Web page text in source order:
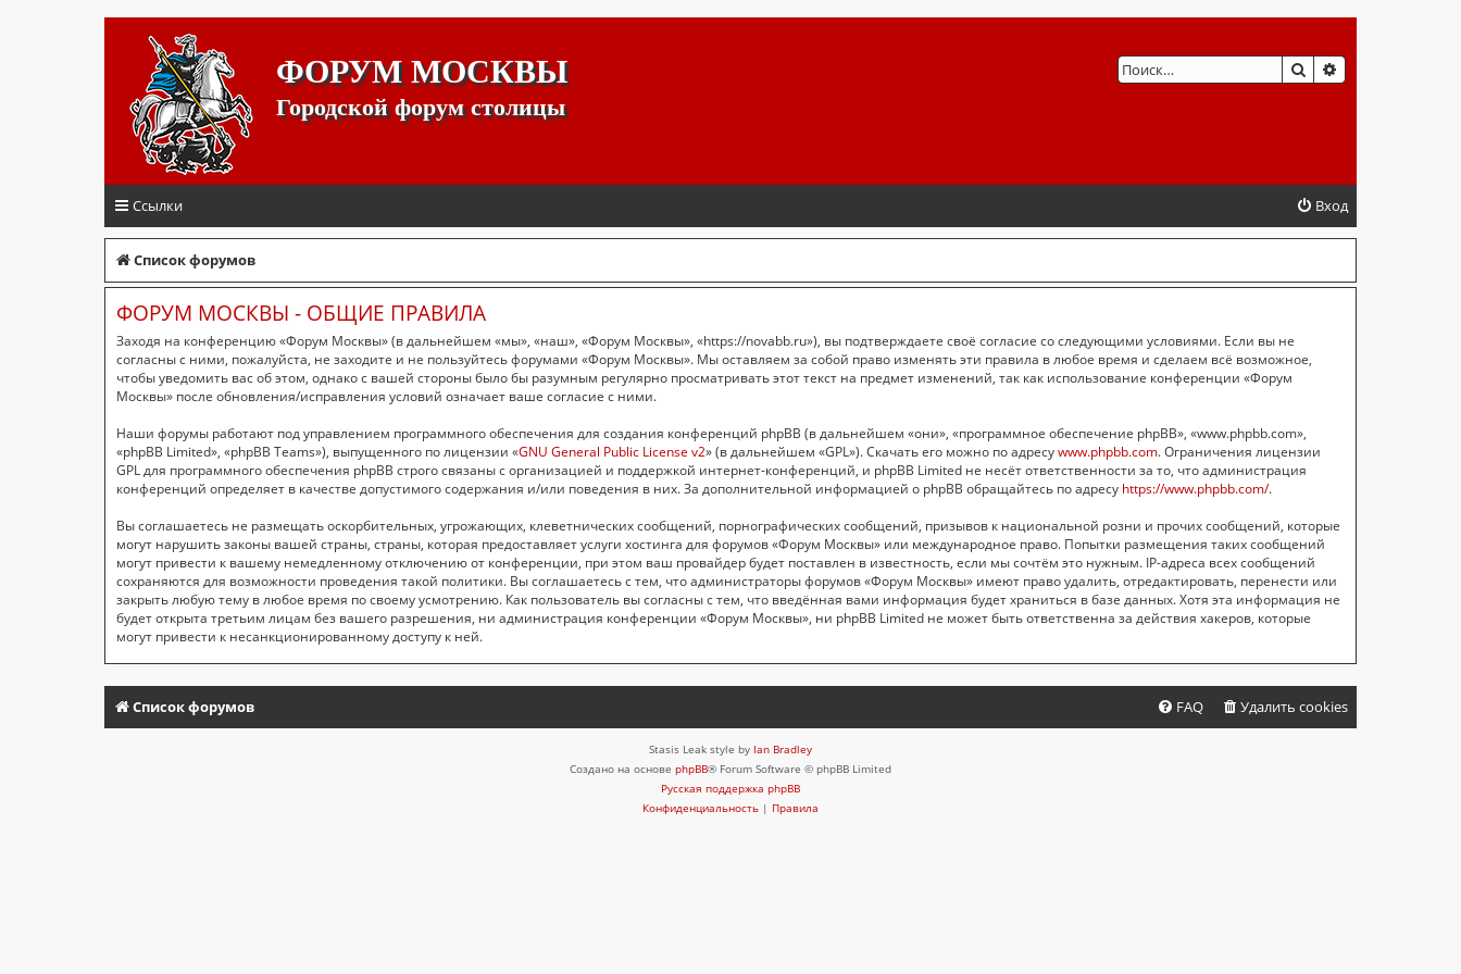
ФОРУМ МОСКВЫ
Городской форум столицы
ПОИСК
Ссылки Вход
Список форумов
ФОРУМ МОСКВЫ - ОБЩИЕ ПРАВИЛА
Заходя на конференцию «Форум Москвы» (в дальнейшем «мы», «наш», «Форум Москвы», «https://novabb.ru»), вы подтверждаете своё согласие со следующими условиями. Если вы не
согласны с ними, пожалуйста, не заходите и не пользуйтесь форумами «Форум Москвы». Мы оставляем за собой право изменять эти правила в любое время и сделаем всё возможное,
чтобы уведомить вас об этом, однако с вашей стороны было бы разумным регулярно просматривать этот текст на предмет изменений, так как использование конференции «Форум
Москвы» после обновления/исправления условий означает ваше согласие с ними.
Наши форумы работают под управлением программного обеспечения для создания конференций phpBB (в дальнейшем «они», «программное обеспечение phpBB», «www.phpbb.com»,
«phpBB Limited», «phpBB Teams»), выпущенного по лицензии «GNU General Public License v2» (в дальнейшем «GPL»). Скачать его можно по адресуwww.phpbb.com. Ограничения лицензии
GPL для программного обеспечения phpBB строго связаны с организацией и поддержкой интернет-конференций, и phpBB Limited не несёт ответственности за то, что администрация
конференций определяет в качестве допустимого содержания и/или поведения в них. За дополнительной информацией о phpBB обращайтесь по адресу https://www.phpbb.com/.
Вы соглашаетесь не размещать оскорбительных, угрожающих, клеветнических сообщений, порнографических сообщений, призывов к национальной розни и прочих сообщений, которые
могут нарушить законы вашей страны, страны, которая предоставляет услуги хостинга для форумов «Форум Москвы» или международное право. Попытки размещения таких сообщений
могут привести к вашему немедленному отключению от конференции, при этом ваш провайдер будет поставлен в известность, если мы сочтём это нужным. IP-адреса всех сообщений
сохраняются для возможности проведения такой политики. Вы соглашаетесь с тем, что администраторы форумов «Форум Москвы» имеют право удалить, отредактировать, перенести или
закрыть любую тему в любое время по своему усмотрению. Как пользователь вы согласны с тем, что введённая вами информация будет храниться в базе данных. Хотя эта информация не
будет открыта третьим лицам без вашего разрешения, ни администрация конференции «Форум Москвы», ни phpBB Limited не может быть ответственна за действия хакеров, которые
могут привести к несанкционированному доступу к ней.
Список форумов Удалить cookies
FAQ
Stasis Leak style by Ian Bradley
Создано на основе phpBB® Forum Software © phpBB Limited
Русская поддержка phpBB
Конфиденциальность | Правила